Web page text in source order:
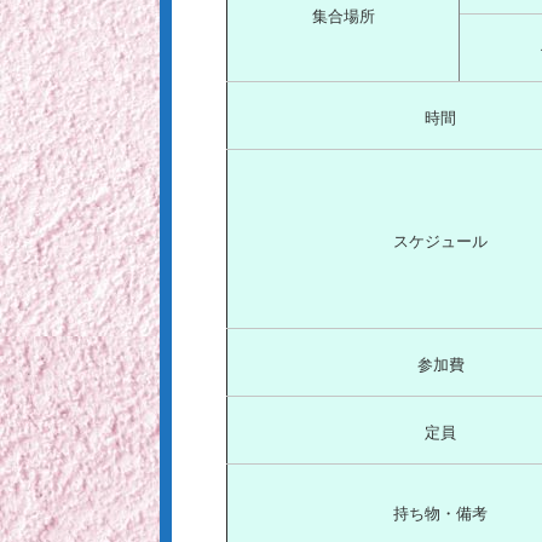
集合場所
時間
スケジュール
参加費
定員
持ち物・備考